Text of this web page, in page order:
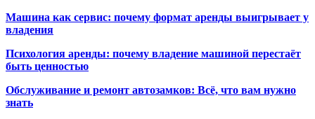
Машина как сервис: почему формат аренды выигрывает у
владения
Психология аренды: почему владение машиной перестаёт
быть ценностью
Обслуживание и ремонт автозамков: Всё, что вам нужно
знать